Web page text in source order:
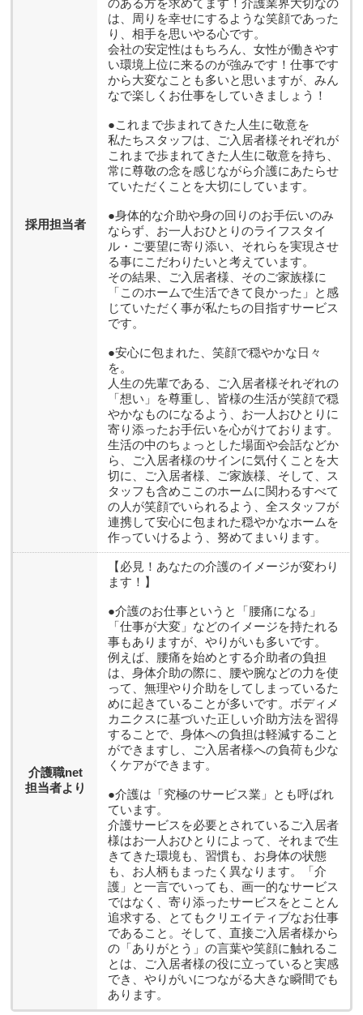
採用担当者
のある方を求めてます！介護業界大切なの
は、周りを幸せにするような笑顔であった
り、相手を思いやる心です。
会社の安定性はもちろん、女性が働きやす
い環境上位に来るのが強みです！仕事です
から大変なことも多いと思いますが、みん
なで楽しくお仕事をしていきましょう！
●これまで歩まれてきた人生に敬意を
私たちスタッフは、ご入居者様それぞれが
これまで歩まれてきた人生に敬意を持ち、
常に尊敬の念を感じながら介護にあたらせ
ていただくことを大切にしています。
●身体的な介助や身の回りのお手伝いのみ
ならず、お一人おひとりのライフスタイ
ル・ご要望に寄り添い、それらを実現させ
る事にこだわりたいと考えています。
その結果、ご入居者様、そのご家族様に
「このホームで生活できて良かった」と感
じていただく事が私たちの目指すサービス
です。
●安心に包まれた、笑顔で穏やかな日々
を。
人生の先輩である、ご入居者様それぞれの
「想い」を尊重し、皆様の生活が笑顔で穏
やかなものになるよう、お一人おひとりに
寄り添ったお手伝いを心がけております。
生活の中のちょっとした場面や会話などか
ら、ご入居者様のサインに気付くことを大
切に、ご入居者様、ご家族様、そして、ス
タッフも含めここのホームに関わるすべて
の人が笑顔でいられるよう、全スタッフが
連携して安心に包まれた穏やかなホームを
作っていけるよう、努めてまいります。
介護職net
担当者より
【必見！あなたの介護のイメージが変わり
ます！】
●介護のお仕事というと「腰痛になる」
「仕事が大変」などのイメージを持たれる
事もありますが、やりがいも多いです。
例えば、腰痛を始めとする介助者の負担
は、身体介助の際に、腰や腕などの力を使
って、無理やり介助をしてしまっているた
めに起きていることが多いです。ボディメ
カニクスに基づいた正しい介助方法を習得
することで、身体への負担は軽減すること
ができますし、ご入居者様への負荷も少な
くケアができます。
●介護は「究極のサービス業」とも呼ばれ
ています。
介護サービスを必要とされているご入居者
様はお一人おひとりによって、それまで生
きてきた環境も、習慣も、お身体の状態
も、お人柄もまったく異なります。「介
護」と一言でいっても、画一的なサービス
ではなく、寄り添ったサービスをとことん
追求する、とてもクリエイティブなお仕事
であること。そして、直接ご入居者様から
の「ありがとう」の言葉や笑顔に触れるこ
とは、ご入居者様の役に立っていると実感
でき、やりがいにつながる大きな瞬間でも
あります。